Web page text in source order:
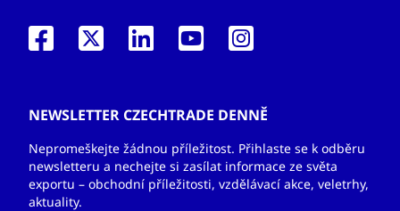
NEWSLETTER CZECHTRADE DENNĚ
Nepromeškejte žádnou příležitost. Přihlaste se k odběru
newsletteru a nechejte si zasílat informace ze světa
exportu – obchodní příležitosti, vzdělávací akce, veletrhy,
aktuality.